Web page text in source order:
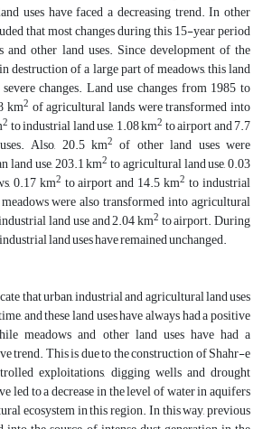
uses have faced a decreasing trend. In other
that most changes during this 15-year period
and other land uses. Since development of the
destruction of a large part of meadows, this land
changes. Land use changes from 1985 to
km2 of agricultural lands were transformed into
2 to industrial land use, 1.08 km2 to airport and 7.7
Also, 20.5 km2 of other land uses were
land use, 203.1 km2 to agricultural land use, 0.03
0.17 km2 to airport and 14.5 km2 to industrial
were also transformed into agricultural
land use and 2.04 km2 to airport. During
land uses have remained unchanged.
that urban, industrial and agricultural land uses
and these land uses have always had a positive
meadows and other land uses have had a
trend. This is due to the construction of Shahr-e
exploitations, digging wells and drought
led to a decrease in the level of water in aquifers
ecosystem in this region. In this way, previous